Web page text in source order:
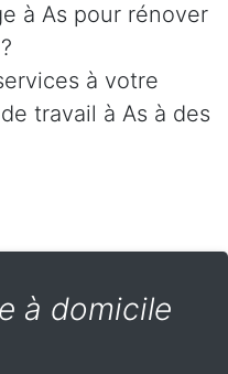
à As pour rénover
à votre
travail à As à des
à domicile